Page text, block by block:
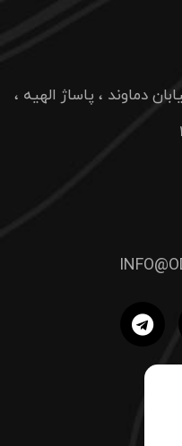
دماوند ، پاساژ الهیه ،